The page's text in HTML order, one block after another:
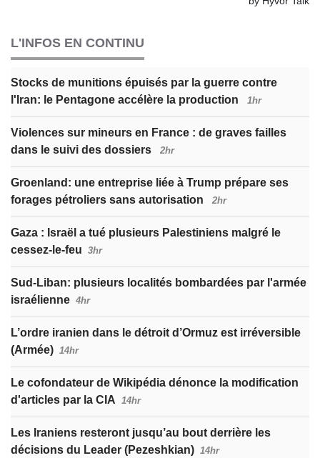
L'INFOS EN CONTINU
Stocks de munitions épuisés par la guerre contre
l'Iran: le Pentagone accélère la production
1hr
Violences sur mineurs en France : de graves failles
dans le suivi des dossiers
2hr
Groenland: une entreprise liée à Trump prépare ses
forages pétroliers sans autorisation
2hr
Gaza : Israël a tué plusieurs Palestiniens malgré le
cessez-le-feu 3hr
Sud-Liban: plusieurs localités bombardées par l'armée
israélienne 4hr
L’ordre iranien dans le détroit d’Ormuz est irréversible
(Armée) 14hr
Le cofondateur de Wikipédia dénonce la modification
d'articles par la CIA 14hr
Les Iraniens resteront jusqu’au bout derrière les
décisions du Leader (Pezeshkian) 14hr